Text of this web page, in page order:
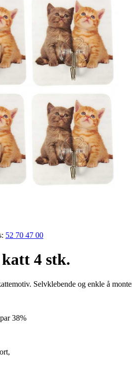
52 70 47 00
4 stk.
Selvkleb­ende og enkle å
38%